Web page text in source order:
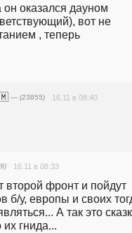
он оказался дауном
вот не
, теперь
— (23855) 16.11 в 08:40
16.11 в 08:33
второй фронт и пойдут
б/у, европы и своих
А так это
гнида...